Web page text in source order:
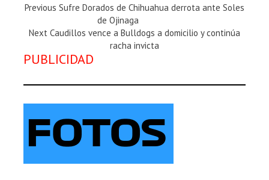
Previous
Previous Sufre Dorados de Chihuahua derrota ante Soles
de Ojinaga
Next
:
Next Caudillos vence a Bulldogs a domicilio y continúa
racha invicta
PUBLICIDAD